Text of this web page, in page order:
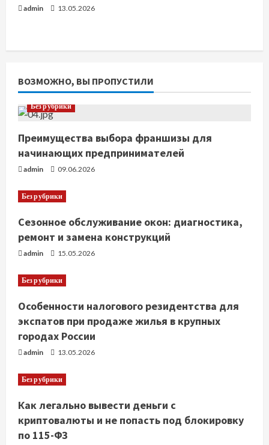
admin 13.05.2026
ВОЗМОЖНО, ВЫ ПРОПУСТИЛИ
Без рубрики
Преимущества выбора франшизы для
начинающих предпринимателей
admin 09.06.2026
Без рубрики
Сезонное обслуживание окон: диагностика,
ремонт и замена конструкций
admin 15.05.2026
Без рубрики
Особенности налогового резидентства для
экспатов при продаже жилья в крупных
городах России
admin 13.05.2026
Без рубрики
Как легально вывести деньги с
криптовалюты и не попасть под блокировку
по 115-ФЗ